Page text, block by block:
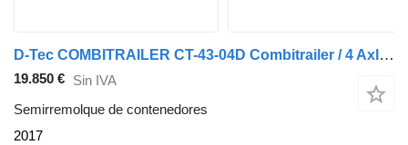
D-Tec COMBITRAILER CT-43-04D Combitrailer / 4 Axles / 1x Lift Axle
19.850 € Sin IVA
Semirremolque de contenedores
2017